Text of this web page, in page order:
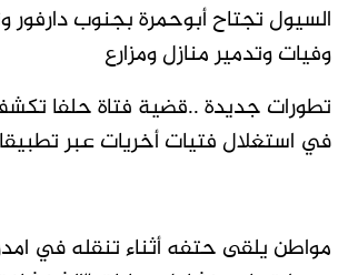
السيول تجتاح أبوحمرة بجنوب دارفور
وفيات وتدمير منازل ومزارع
تطورات جديدة ..قضية فتاة حلفا
في استغلال فتيات أخريات عبر
مواطن يلقى حتفه أثناء تنقله في